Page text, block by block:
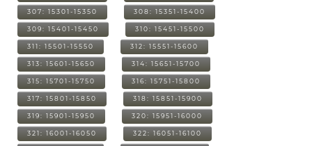
307: 15301-15350 308: 15351-15400
309: 15401-15450 310: 15451-15500
311: 15501-15550 312: 15551-15600
313: 15601-15650 314: 15651-15700
315: 15701-15750 316: 15751-15800
317: 15801-15850 318: 15851-15900
319: 15901-15950 320: 15951-16000
321: 16001-16050 322: 16051-16100